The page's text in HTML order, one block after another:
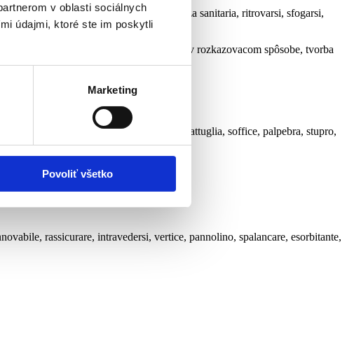
v oblasti sociálnych
údajmi, ktoré ste im poskytli
Marketing
Povoliť všetko
prendersela, pagella, cerotto, assistenza sanitaria, ritrovarsi, sfogarsi,
spôsob, nepravidelné slovesá v rozkazovacom spôsobe, tvorba
arringa, randagio, imbottire, tramutare, pattuglia, soffice, palpebra, stupro,
v taliančine
rassicurare, intravedersi, vertice, pannolino, spalancare, esorbitante,